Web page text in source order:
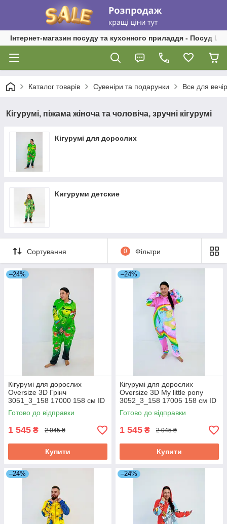
Інтернет-магазин посуду та кухонного приладдя - Посуд
Каталог товарів Сувеніри та подарунки Все для
Кігурумі, піжама жіноча та чоловіча, зручні кігурумі
Кігурумі для дорослих
Кигуруми детские
Сортування 0 Фільтри
–24%
Кігурумі для дорослих
Oversize 3D Грінч
3051_3_158 17000 158 см ID
4882363
Готово до відправки
1 545 ₴ 2 045 ₴
Купити
–24%
Кігурумі для дорослих
Oversize 3D My little pony
3052_3_158 17005 158 см ID
4882368
Готово до відправки
1 545 ₴ 2 045 ₴
Купити
–24% –24%